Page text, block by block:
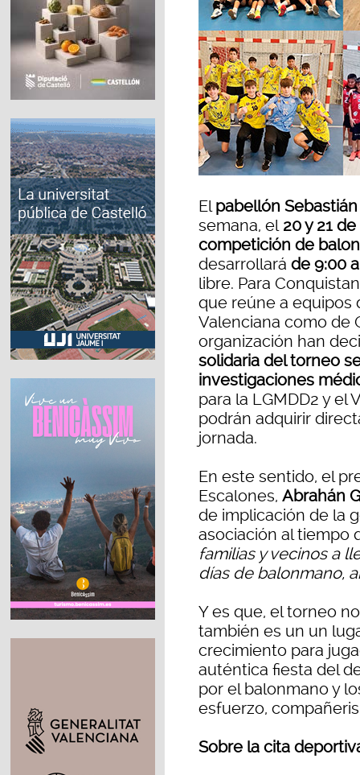
Elpabellón
semana, el20 y 21
competición de
desarrollará de 9:00
libre. Para
que reúne a equipos
Valenciana como de
organización han
solidaria del torneo
investigaciones
para la LGMDD2 y el
podrán adquirir
jornada.
En este sentido, el
Escalones, Abrahán
de implicación de la
asociación al tiempo
familias y vecinos a
días de balonmano,
Y es que, el torneo
también es un un
crecimiento para
auténtica fiesta del
por el balonmano y
esfuerzo,
Sobre la cita